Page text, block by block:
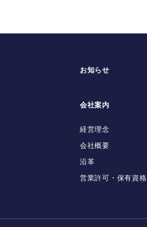
お知らせ
会社案内
経営理念
会社概要
沿革
営業許可・保有資格